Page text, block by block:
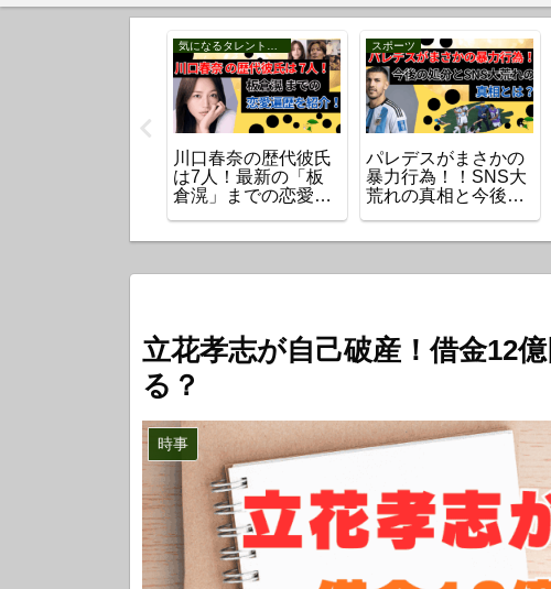
川口春奈の歴代彼氏
は7人！最新の「板
倉滉」までの恋愛遍
スポーツ
パレデスがまさかの
暴力行為！！SNS大
荒れの真相と今後の
立花孝志が自己破産！借金12
る？
時事